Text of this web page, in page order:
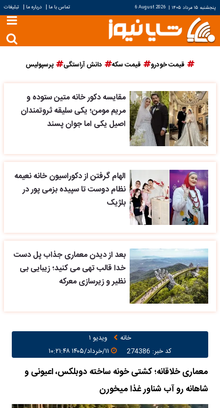
پنجشنبه ۱۵ مرداد ۱۴۰۵ |
6 August 2026 تماس با ما | درباره ما | تبلیغات
قیمت خودرو قیمت سکه دانش آراستگی پرسپولیس
مقایسه دکور خانه متین ستوده و
مریم مومن؛ یکی سلیقه ثروتمندان
اصیل یکی اما جوان پسند
الهام گرفتن از دکوراسیون خانه نعیمه
نظام دوست تا سپیده بزمی پور در
بلژیک
بعد از دیدن معماری جذاب پل دست
خدا قالب تهی می کنید؛ زیبایی بی
نظیر و زیرسازی معرکه
خانه
ویدیو ۱
کد خبر: 274386
معماری خلاقانه؛ کشتی خونه ساخته دوبلکس، اعیونی و
شاهانه رو آب شناور غذا میخورن